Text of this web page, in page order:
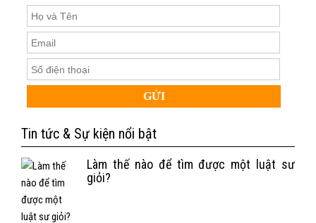
Tin tức & Sự kiện nổi bật
Làm thế nào để tìm được một luật sư
giỏi?